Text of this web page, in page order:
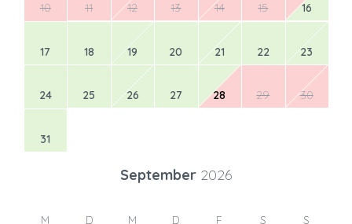
10 11 12 13 14 15 16
17 18 19 20 21 22 23
24 25 26 27 28 29 30
31
September 2026
M D M D F S S